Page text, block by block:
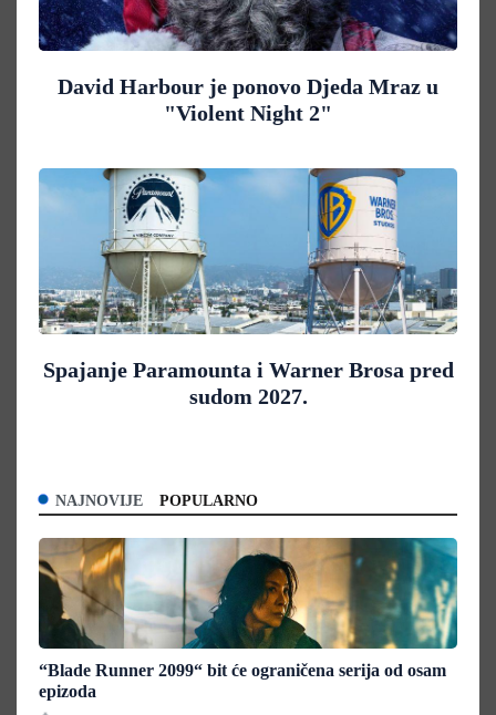
David Harbour je ponovo Djeda Mraz u
"Violent Night 2"
Spajanje Paramounta i Warner Brosa pred
sudom 2027.
NAJNOVIJE POPULARNO
“Blade Runner 2099“ bit će ograničena serija od osam
epizoda